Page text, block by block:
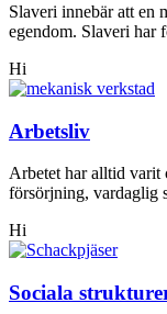
Slaveri innebär att en
egendom. Slaveri har
Hi
Arbetsliv
Arbetet har alltid varit
försörjning, vardaglig
Hi
Sociala